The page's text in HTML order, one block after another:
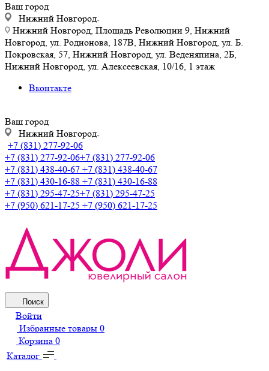
Ваш город
Нижний Новгород
Нижний Новгород, Площадь Революции 9, Нижний
Новгород, ул. Родионова, 187В, Нижний Новгород, ул. Б.
Покровская, 57, Нижний Новгород, ул. Веденяпина, 2Б,
Нижний Новгород, ул. Алексеевская, 10/16, 1 этаж
Вконтакте
Ваш город
Нижний Новгород
+7 (831) 277-92-06
+7 (831) 277-92-06+7 (831) 277-92-06
+7 (831) 438-40-67 +7 (831) 438-40-67
+7 (831) 430-16-88 +7 (831) 430-16-88
+7 (831) 295-47-25+7 (831) 295-47-25
+7 (950) 621-17-25 +7 (950) 621-17-25
Поиск
Войти
Избранные товары 0
Корзина 0
Каталог